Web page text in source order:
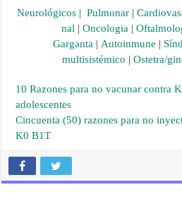
Neurológicos| Pulmonar |
nal| Oncologia|
Garganta |Autoinmune |
multisistémico | Ostetra/
10 Razones para no vacunar contra
adolescentes
Cincuenta (50) razones para no
K0 B1T